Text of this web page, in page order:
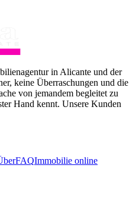
in Alicante und der
keine Überraschungen und die
von jemandem begleitet zu
Hand kennt. Unsere Kunden
FAQImmobilie online